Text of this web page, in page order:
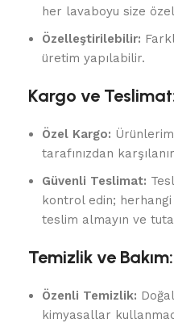
her lavaboyu size
Özelleştirilebilir:
üretim yapılabilir.
Kargo ve
Özel Kargo:
tarafınızdan
Güvenli Teslimat:
kontrol edin;
teslim almayın ve
Temizlik ve Bakım:
Özenli Temizlik:
kimyasallar